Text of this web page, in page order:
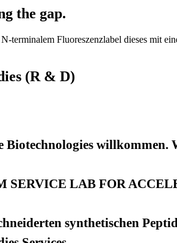
the gap.
terminalem Fluoreszenzlabel dieses mit
(R & D)
willkommen.
SERVICE LAB FOR
synthetischen